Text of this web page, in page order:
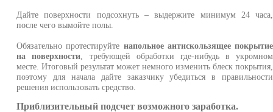
Дайте поверхности подсохнуть – выдержите минимум 24 часа,
после чего вымойте полы.
Обязательно протестируйте напольное антискользящее покрытие
на поверхности, требующей обработки где-нибудь в укромном
месте. Итоговый результат может немного изменить блеск покрытия,
поэтому для начала дайте заказчику убедиться в правильности
решения использовать средство.
Приблизительный подсчет возможного заработка.